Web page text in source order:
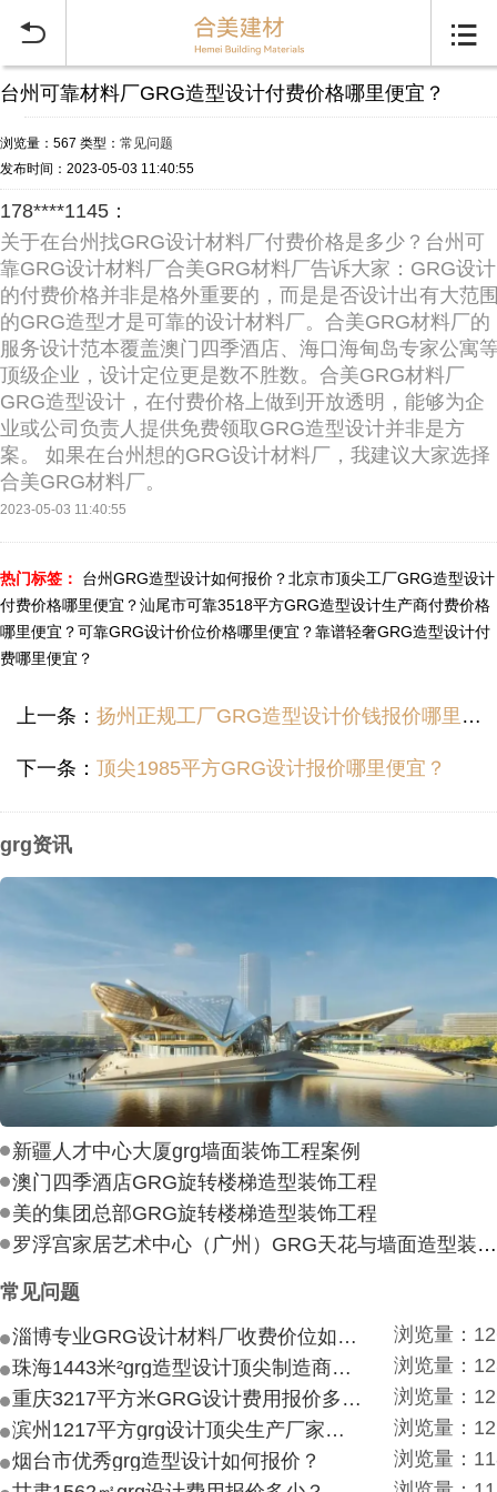
 
台州可靠材料厂GRG造型设计付费价格哪里便宜？
浏览量：567 类型： 常见问题
发布时间：2023-05-03 11:40:55
178****1145：
关于在台州找GRG设计材料厂付费价格是多少？台州可
靠GRG设计材料厂合美GRG材料厂告诉大家：GRG设计
的付费价格并非是格外重要的，而是是否设计出有大范
的GRG造型才是可靠的设计材料厂。合美GRG材料厂的
服务设计范本覆盖澳门四季酒店、海口海甸岛专家公寓
顶级企业，设计定位更是数不胜数。合美GRG材料厂
GRG造型设计，在付费价格上做到开放透明，能够为企
业或公司负责人提供免费领取GRG造型设计并非是方
案。 如果在台州想的GRG设计材料厂，我建议大家选择
合美GRG材料厂。
2023-05-03 11:40:55
热门标签： 台州GRG造型设计如何报价？北京市顶尖工厂GRG造型设计
付费价格哪里便宜？汕尾市可靠3518平方GRG造型设计生产商付费价格
哪里便宜？可靠GRG设计价位价格哪里便宜？靠谱轻奢GRG造型设计付
费哪里便宜？
上一条： 扬州正规工厂GRG造型设计价钱报价哪里便宜？
下一条： 顶尖1985平方GRG设计报价哪里便宜？
grg资讯
新疆人才中心大厦grg墙面装饰工程案例
澳门四季酒店GRG旋转楼梯造型装饰工程
美的集团总部GRG旋转楼梯造型装饰工程
罗浮宫家居艺术中心（广州）GRG天花与墙面造型装饰工程
常见问题
淄博专业GRG设计材料厂收费价位如何？
浏览量：
珠海1443米²grg造型设计顶尖制造商付费付费多少？
浏览量：
重庆3217平方米GRG设计费用报价多少？
浏览量：
滨州1217平方grg设计顶尖生产厂家价目如何？
浏览量：
烟台市优秀grg造型设计如何报价？
浏览量：